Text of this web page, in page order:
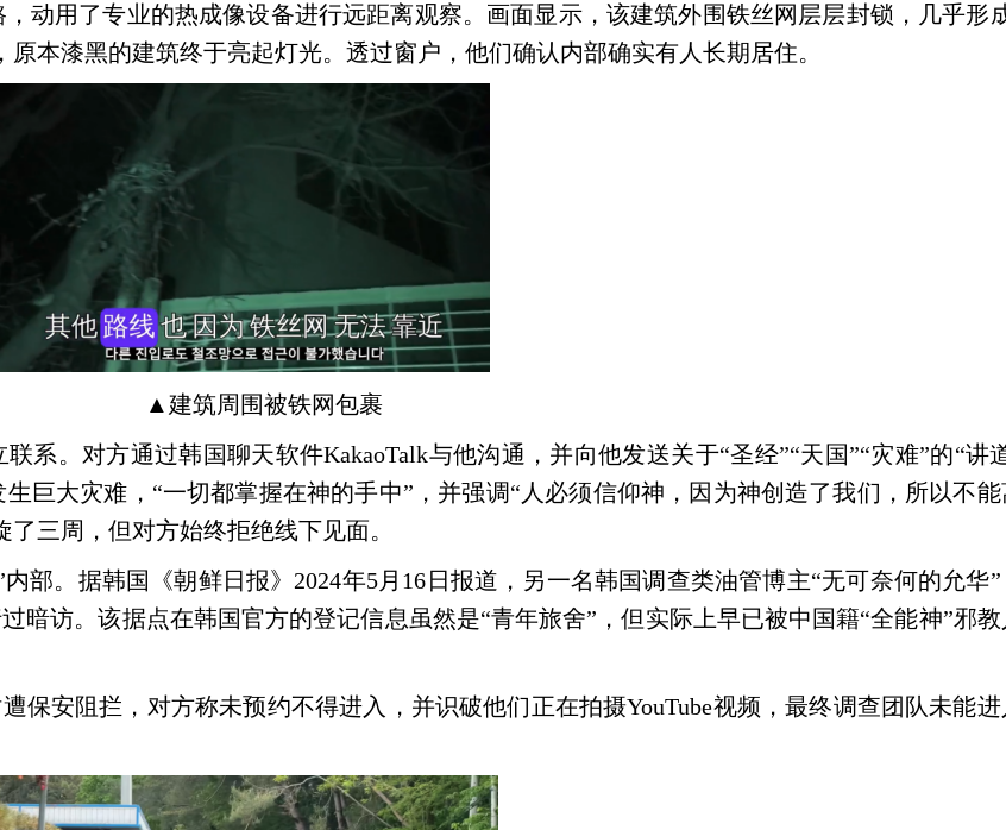
动用了专业的热成像设备进行远距离观察。画面显示，该建筑外围铁丝网层层封锁，几乎形
本漆黑的建筑终于亮起灯光。透过窗户，他们确认内部确实有人长期居住。
▲ 建筑周围被铁网包裹
联系。对方通过韩国聊天软件KakaoTalk与他沟通，并向他发送关于“圣经”“天国”“灾难”的“讲
巨大灾难，“一切都掌握在神的手中”，并强调“人必须信仰神，因为神创造了我们，所以不
三周，但对方始终拒绝线下见面。
内部。据韩国《朝鲜日报》 2024年5月 16 日报道，另一名韩国调查类油管博主“无可奈何的允华
暗访。该据点在韩国官方的登记信息虽然是“青年旅舍”，但实际上早已被中国籍“全能神”邪
保安阻拦，对方称未预约不得进入，并识破他们正在拍摄YouTube视频，最终调查团队未能